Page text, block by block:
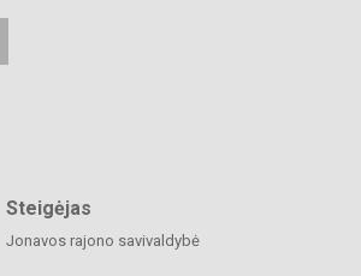
Steigėjas
Jonavos rajono savivaldybė